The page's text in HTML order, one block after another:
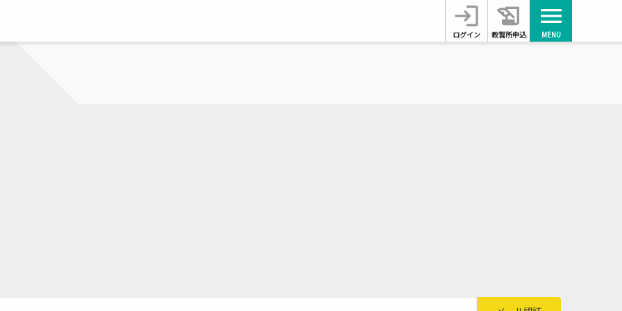
login
ログイン
history_edu
教習所申込
menu
MENU